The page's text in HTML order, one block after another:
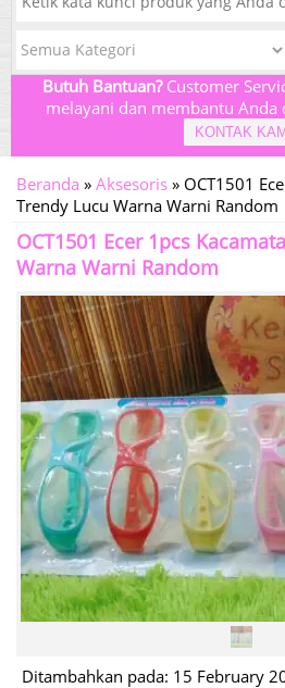
Butuh Bantuan?Customer
melayani dan membantu Anda
KONTAK KAMI
Beranda » Aksesoris » OCT1501
Trendy Lucu Warna Warni Random
OCT1501 Ecer 1pcs
Warna Warni Random
Ditambahkan pada: 15 February